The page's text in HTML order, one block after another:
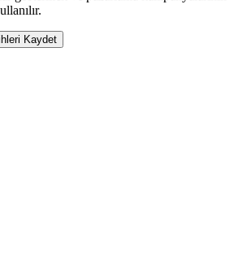
Kaydet